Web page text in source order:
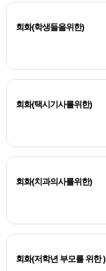
회화(학생들을위한)
회화(택시기사를위한)
회화(치과의사를위한)
회화(저학년 부모를 위한 )